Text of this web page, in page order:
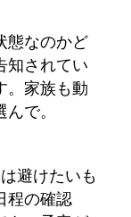
態なのかど
知されてい
。家族も動
で。
避けたいも
程の確認